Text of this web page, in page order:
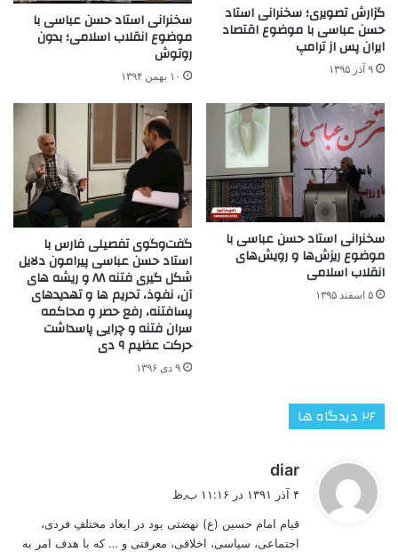
گزارش تصویری؛ سخنرانی استاد
حسن عباسی با موضوع اقتصاد
ایران پس از ترامپ
۹ آذر ۱۳۹۵
سخنرانی استاد حسن عباسی با
موضوع انقلاب اسلامی؛ بدون
روتوش
۱۰ بهمن ۱۳۹۴
سخنرانی استاد حسن عباسی با
موضوع ریزش‌ها و رویش‌های
انقلاب اسلامی
۵ اسفند ۱۳۹۵
گفت‌و‌گوی تفصیلی فارس با
استاد حسن عباسی پیرامون دلایل
شکل گیری فتنه ۸۸ و ریشه های
آن، نفوذ، تحریم ها و تهدیدهای
پسافتنه، رفع حصر و محاکمه
سران فتنه و چرایی پاسداشت
حرکت عظیم ۹ دی
۹ دی ۱۳۹۶
‫۲۶ دیدگاه ها
diar
:
۴ آذر ۱۳۹۱ در ۱۱:۱۶ ب٫ظ
قیام امام حسین (ع) نهضتی بود در ابعاد مختلفِ فردی،
اجتماعی، سیاسی، اخلاقی، معرفتی و … که با هدف امر به